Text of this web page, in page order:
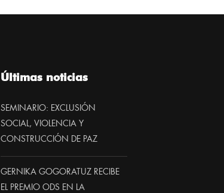
Últimas noticias
SEMINARIO: EXCLUSIÓN
SOCIAL, VIOLENCIA Y
CONSTRUCCIÓN DE PAZ
GERNIKA GOGORATUZ RECIBE
EL PREMIO ODS EN LA